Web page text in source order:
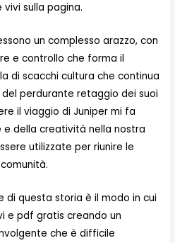
sulla pagina.
un complesso arazzo, con
e controllo che forma il
di scacchi cultura che continua
perdurante retaggio dei suoi
il viaggio di Juniper mi fa
e della creatività nella nostra
utilizzate per riunire le
questa storia è il modo in cui
e pdf gratis creando un
che è difficile